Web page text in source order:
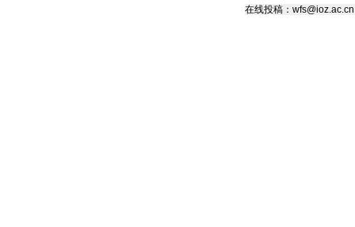
在线投稿 ： wfs@ioz.ac.cn